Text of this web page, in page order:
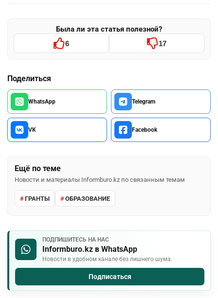
Была ли эта статья полезной?
6 17
Поделиться
WhatsApp Telegram
VK Facebook
Ещё по теме
Новости и материалы Informburo.kz по связанным темам
ГРАНТЫ ОБРАЗОВАНИЕ
ПОДПИШИТЕСЬ НА НАС
Informburo.kz в WhatsApp
Новости в удобном канале без лишнего шума.
Подписаться